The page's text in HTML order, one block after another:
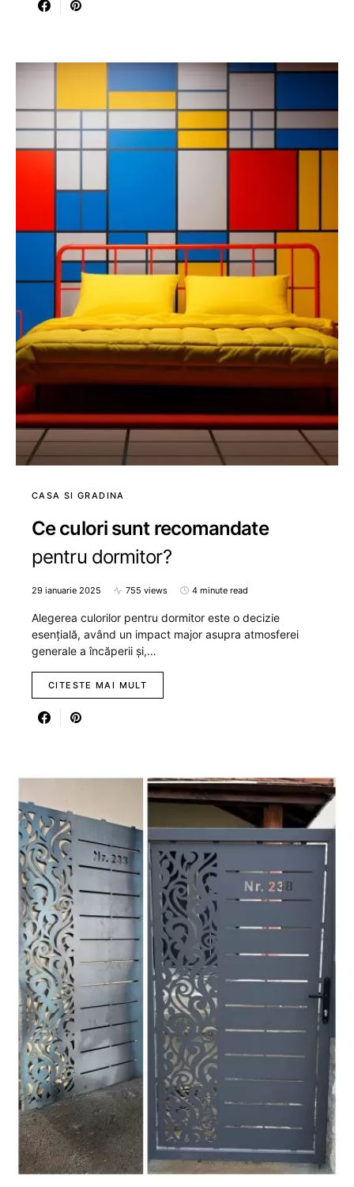
CASA SI GRADINA
Ce culori sunt recomandate
pentru dormitor?
29 ianuarie 2025 755 views 4 minute read
Alegerea culorilor pentru dormitor este o decizie
esențială, având un impact major asupra atmosferei
generale a încăperii și,…
CITESTE MAI MULT